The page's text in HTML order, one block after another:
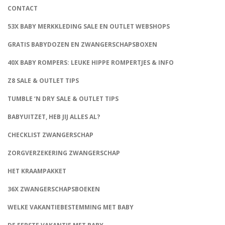
CONTACT
53X BABY MERKKLEDING SALE EN OUTLET WEBSHOPS
GRATIS BABYDOZEN EN ZWANGERSCHAPSBOXEN
40X BABY ROMPERS: LEUKE HIPPE ROMPERTJES & INFO
Z8 SALE & OUTLET TIPS
TUMBLE ‘N DRY SALE & OUTLET TIPS
BABYUITZET, HEB JIJ ALLES AL?
CHECKLIST ZWANGERSCHAP
ZORGVERZEKERING ZWANGERSCHAP
HET KRAAMPAKKET
36X ZWANGERSCHAPSBOEKEN
WELKE VAKANTIEBESTEMMING MET BABY